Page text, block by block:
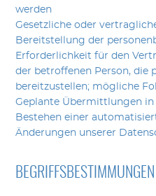
werden
Gesetzliche oder
Bereitstellung der
Erforderlichkeit für den
der betroffenen Person, die
bereitzustellen; mögliche
Geplante Übermittlungen
Bestehen einer
Änderungen unserer
BEGRIFFSBESTIMMUNGEN